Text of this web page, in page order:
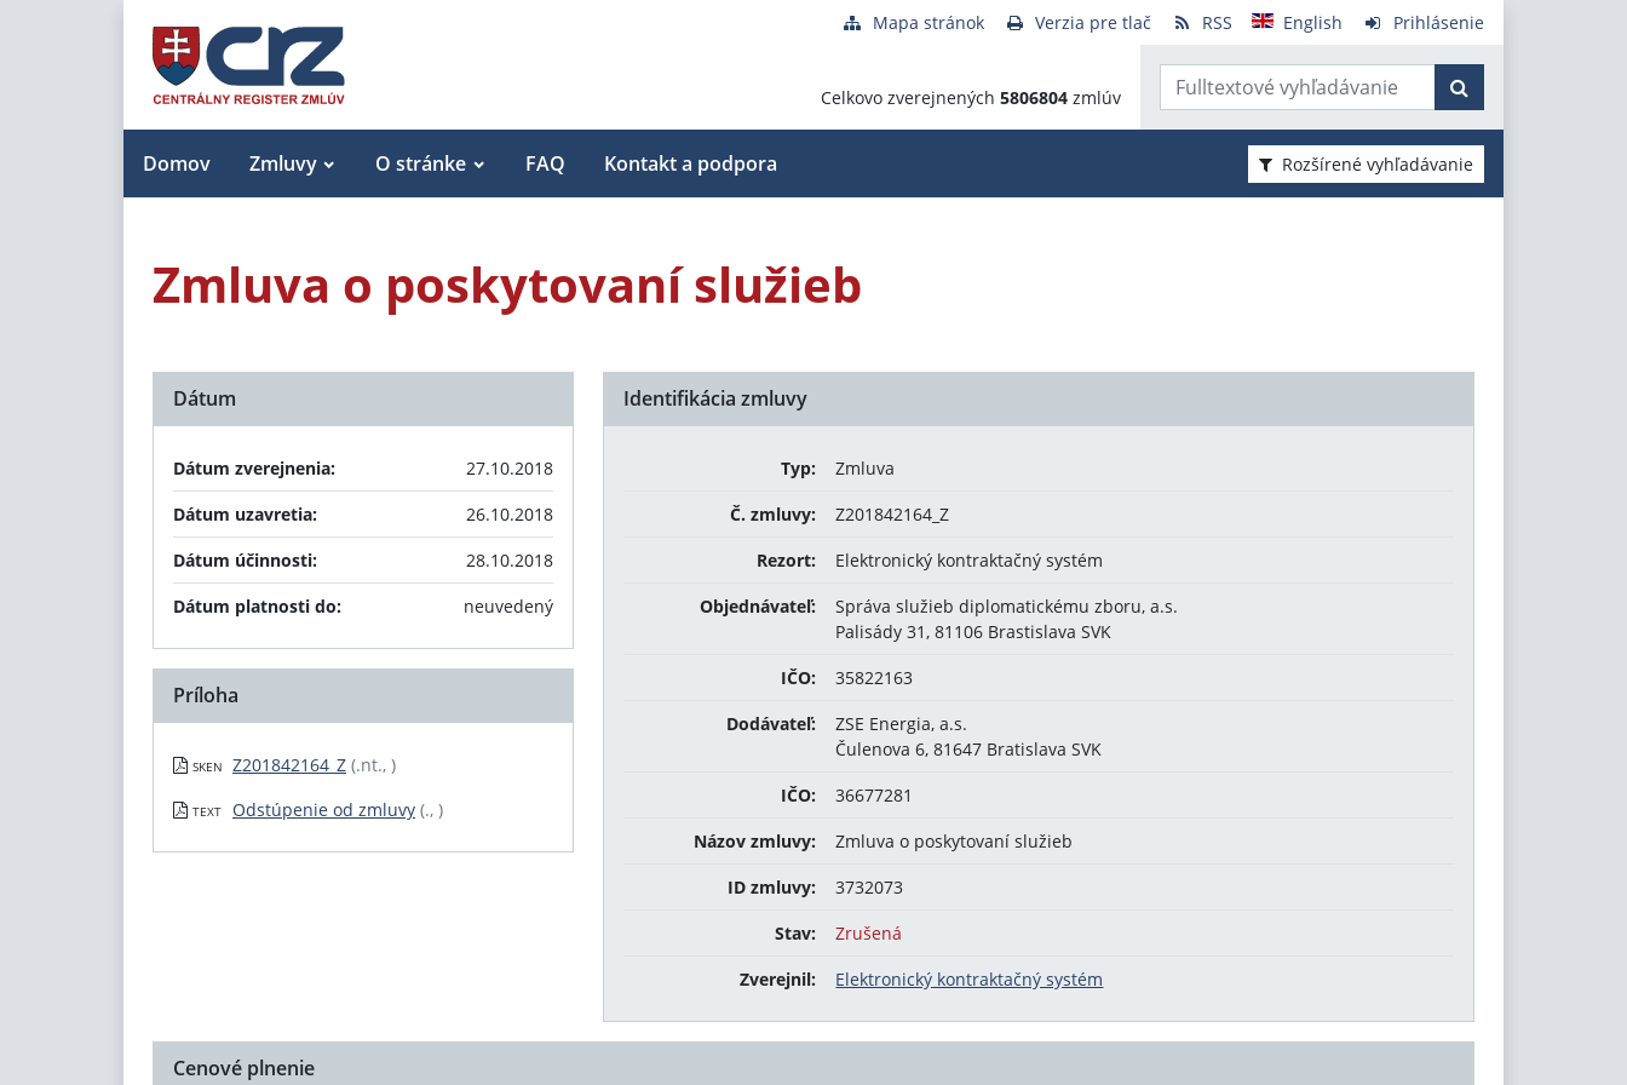
Mapa stránok Verzia pre tlač RSS English Prihlásenie
Celkovo zverejnených 5806804 zmlúv
Domov Zmluvy O stránke FAQ Kontakt a podpora Rozšírené vyhľadávanie
Zmluva o poskytovaní služieb
Identifikácia zmluvy
Typ:
Zmluva
Č. zmluvy:
Z201842164_Z
Rezort:
Elektronický kontraktačný systém
Objednávateľ:
Správa služieb diplomatickému zboru, a.s.
Palisády 31, 81106 Brastislava SVK
IČO:
35822163
Dodávateľ:
ZSE Energia, a.s.
Čulenova 6, 81647 Bratislava SVK
IČO:
36677281
Názov zmluvy:
Zmluva o poskytovaní služieb
ID zmluvy:
3732073
Stav:
Zrušená
Zverejnil:
Elektronický kontraktačný systém
Dátum
Dátum zverejnenia:
27.10.2018
Dátum uzavretia:
26.10.2018
Dátum účinnosti:
28.10.2018
Dátum platnosti do:
neuvedený
Príloha
SKEN Z201842164_Z (.nt., )
TEXT Odstúpenie od zmluvy (., )
Cenové plnenie